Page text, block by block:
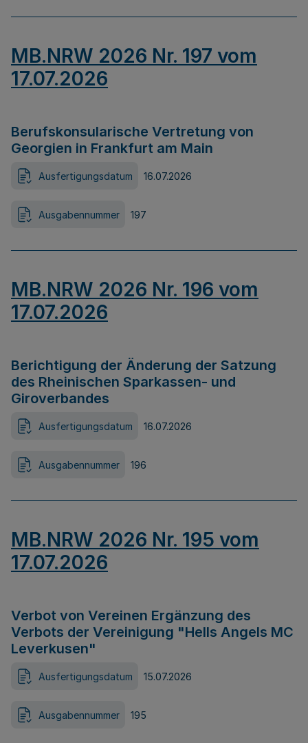
MB.NRW 2026 Nr. 197 vom
17.07.2026
Berufskonsularische Vertretung von
Georgien in Frankfurt am Main
Ausfertigungsdatum 16.07.2026
Ausgabennummer 197
MB.NRW 2026 Nr. 196 vom
17.07.2026
Berichtigung der Änderung der Satzung
des Rheinischen Sparkassen- und
Giroverbandes
Ausfertigungsdatum 16.07.2026
Ausgabennummer 196
MB.NRW 2026 Nr. 195 vom
17.07.2026
Verbot von Vereinen Ergänzung des
Verbots der Vereinigung "Hells Angels MC
Leverkusen"
Ausfertigungsdatum 15.07.2026
Ausgabennummer 195